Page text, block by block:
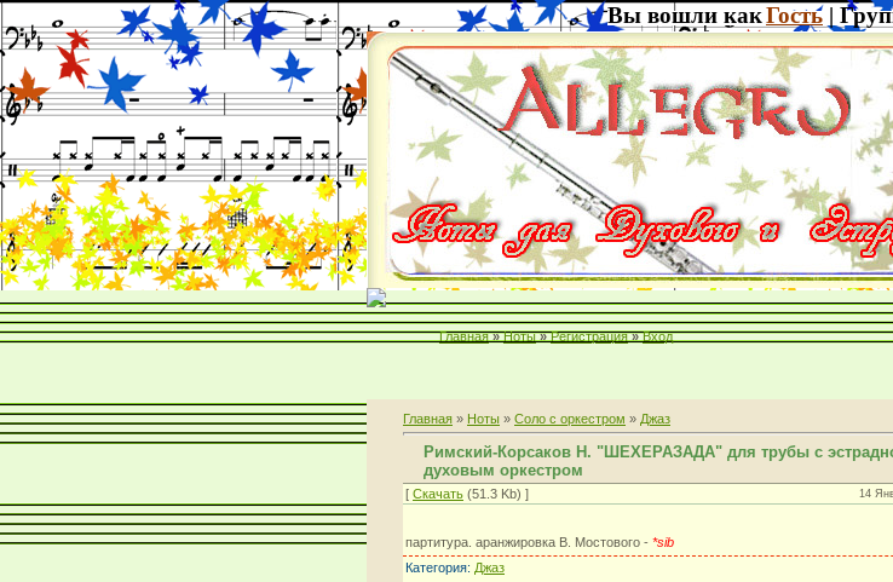
Вы вошли какГость |
Главная » Ноты » Регистрация » Вход
Главная » Ноты » Соло с оркестром » Джаз
Римский-Корсаков Н. "ШЕХЕРАЗАДА" для трубы с
духовым оркестром
[ Скачать (51.3 Kb) ] 14
партитура. аранжировка В. Мостового - *sib
Категория: Джаз